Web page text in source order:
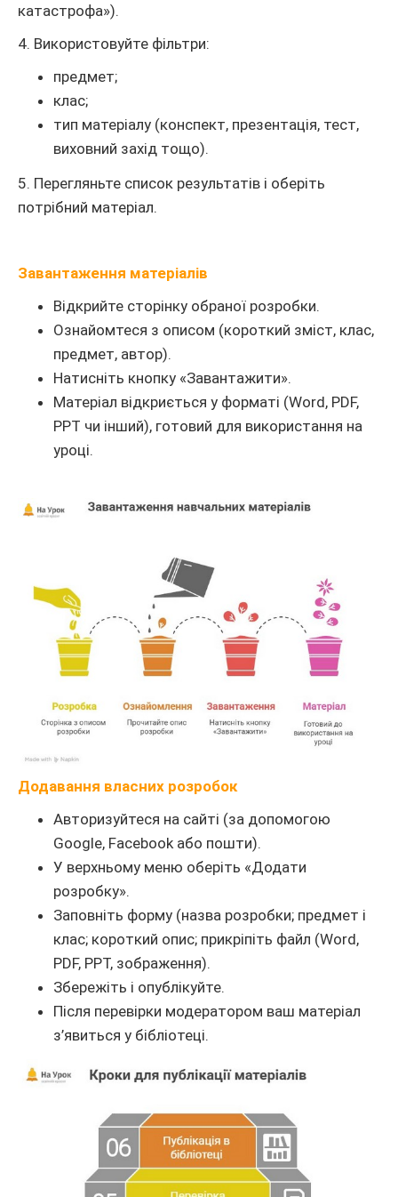
катастрофа»).
4. Використовуйте фільтри:
предмет;
клас;
тип матеріалу (конспект, презентація, тест,
виховний захід тощо).
5. Перегляньте список результатів і оберіть
потрібний матеріал.
Завантаження матеріалів
Відкрийте сторінку обраної розробки.
Ознайомтеся з описом (короткий зміст, клас,
предмет, автор).
Натисніть кнопку «Завантажити».
Матеріал відкриється у форматі (Word, PDF,
PPT чи інший), готовий для використання на
уроці.
Додавання власних розробок
Авторизуйтеся на сайті (за допомогою
Google, Facebook або пошти).
У верхньому меню оберіть «Додати
розробку».
Заповніть форму (назва розробки; предмет і
клас; короткий опис; прикріпіть файл (Word,
PDF, PPT, зображення).
Збережіть і опублікуйте.
Після перевірки модератором ваш матеріал
з’явиться у бібліотеці.